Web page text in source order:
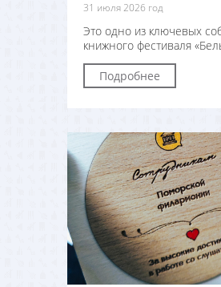
31 июля 2026 год
Это одно из ключевых
книжного фестиваля
Подробнее